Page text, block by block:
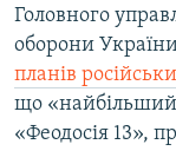
Головного
оборони
планів
що «найбільший
«Феодосія 13»,